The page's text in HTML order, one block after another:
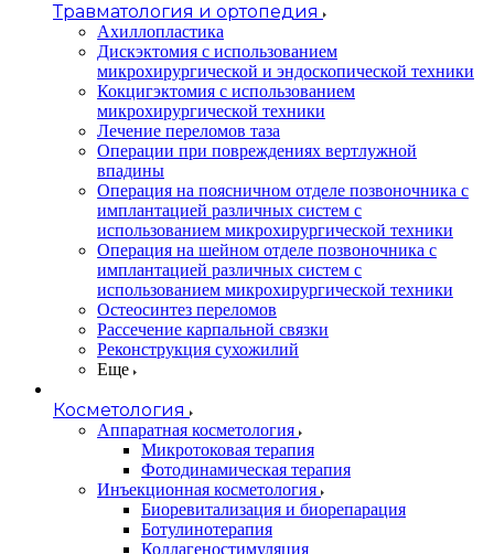
Травматология и ортопедия
Ахиллопластика
Дискэктомия с использованием
микрохирургической и эндоскопической техники
Кокцигэктомия с использованием
микрохирургической техники
Лечение переломов таза
Операции при повреждениях вертлужной
впадины
Операция на поясничном отделе позвоночника с
имплантацией различных систем с
использованием микрохирургической техники
Операция на шейном отделе позвоночника с
имплантацией различных систем с
использованием микрохирургической техники
Остеосинтез переломов
Рассечение карпальной связки
Реконструкция сухожилий
Еще
Косметология
Аппаратная косметология
Микротоковая терапия
Фотодинамическая терапия
Инъекционная косметология
Биоревитализация и биорепарация
Ботулинотерапия
Коллагеностимуляция